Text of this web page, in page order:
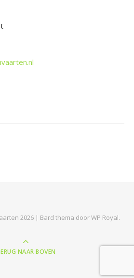
2026 | Bard thema doorWP Royal.
NAAR BOVEN